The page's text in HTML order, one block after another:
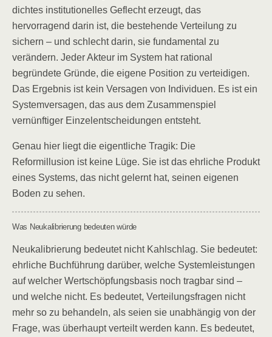
dichtes institutionelles Geflecht erzeugt, das
hervorragend darin ist, die bestehende Verteilung zu
sichern – und schlecht darin, sie fundamental zu
verändern. Jeder Akteur im System hat rational
begründete Gründe, die eigene Position zu verteidigen.
Das Ergebnis ist kein Versagen von Individuen. Es ist ein
Systemversagen, das aus dem Zusammenspiel
vernünftiger Einzelentscheidungen entsteht.
Genau hier liegt die eigentliche Tragik: Die
Reformillusion ist keine Lüge. Sie ist das ehrliche Produkt
eines Systems, das nicht gelernt hat, seinen eigenen
Boden zu sehen.
Was Neukalibrierung bedeuten würde
Neukalibrierung bedeutet nicht Kahlschlag. Sie bedeutet:
ehrliche Buchführung darüber, welche Systemleistungen
auf welcher Wertschöpfungsbasis noch tragbar sind –
und welche nicht. Es bedeutet, Verteilungsfragen nicht
mehr so zu behandeln, als seien sie unabhängig von der
Frage, was überhaupt verteilt werden kann. Es bedeutet,